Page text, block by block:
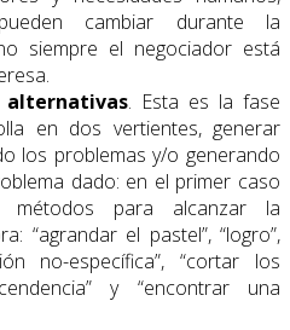
cambiar durante la
siempre el negociador está
alternativas. Esta es la fase
en dos vertientes, generar
los problemas y/o generando
dado: en el primer caso
métodos para alcanzar la
“agrandar el pastel”, “logro”,
no-específica”, “cortar los
y “encontrar una